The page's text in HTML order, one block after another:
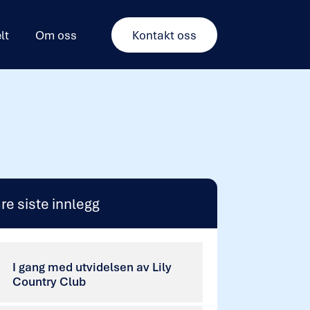
Om oss Kontakt oss
siste innlegg
I gang med utvidelsen av Lily
Country Club